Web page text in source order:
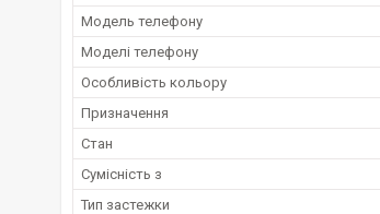
Модель телефону
Моделі телефону
Особливість кольору
Призначення
Стан
Сумісність з
Тип застежки